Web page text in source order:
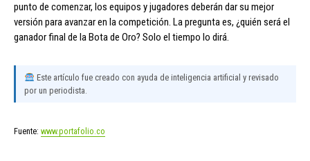
punto de comenzar, los equipos y jugadores deberán dar su mejor
versión para avanzar en la competición. La pregunta es, ¿quién será el
ganador final de la Bota de Oro? Solo el tiempo lo dirá.
Este artículo fue creado con ayuda de inteligencia artificial y revisado
por un periodista.
Fuente: www.portafolio.co